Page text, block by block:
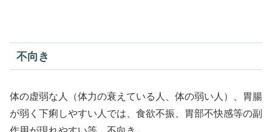
不向き
体の虚弱な人（体力の衰えている人、体の弱い人）、胃腸
が弱く下痢しやすい人では、食欲不振、胃部不快感等の副